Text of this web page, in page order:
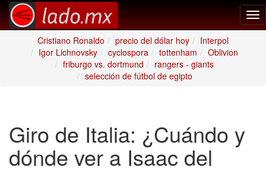
Cristiano Ronaldo
precio del dólar hoy
Interpol
Igor Lichnovsky
cyclospora tottenham
Oblivion
friburgo vs. dortmund
rangers - giants
selección de fútbol de egipto
Giro de Italia: ¿Cuándo y
dónde ver a Isaac del